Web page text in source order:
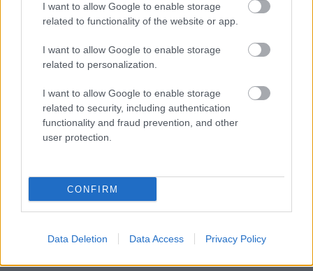
I want to allow Google to enable storage
related to functionality of the website or app.
I want to allow Google to enable storage
related to personalization.
I want to allow Google to enable storage
related to security, including authentication
functionality and fraud prevention, and other
user protection.
CONFIRM
Data Deletion Data Access Privacy Policy
- a szomszédos energiapiacok várható teljesítmény-
helyzetét, és az ebből
eredő értékesítési lehetőségeket, valamint a
határkeresztező kapacitások és az országhatárokon
belüli hálózati rendszerek átviteli kapacitásának
megfelelőségét, valamint
- az új atomerőművi kapacitáshoz szükséges
rendszerszintű szabályozási, tartalék- és
hálózatfejlesztési igényeket.
meghatározni az új atomerőművi blokk(ok) pontos
típusát, nagyságát és paramétereit, valamint a
blokk(ok) kereskedelmi üzembe helyezésének